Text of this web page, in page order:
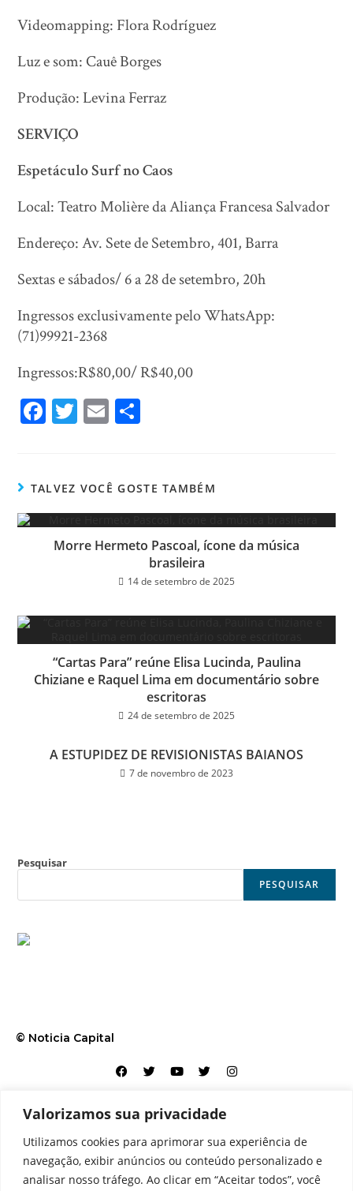
Valorizamos sua privacidade
Utilizamos cookies para aprimorar sua experiência de
navegação, exibir anúncios ou conteúdo personalizado e
analisar nosso tráfego. Ao clicar em “Aceitar todos”, você
Videomapping: Flora Rodríguez
Luz e som: Cauê Borges
Produção: Levina Ferraz
SERVIÇO
Espetáculo Surf no Caos
Local: Teatro Molière da Aliança Francesa Salvador
Endereço: Av. Sete de Setembro, 401, Barra
Sextas e sábados/ 6 a 28 de setembro, 20h
Ingressos exclusivamente pelo WhatsApp:
(71)99921-2368
Ingressos:R$80,00/ R$40,00
Fa
ok
T
er
E
TALVEZ VOCÊ GOSTE TAMBÉM
Morre Hermeto Pascoal, ícone da música
brasileira
14 de setembro de 2025
“Cartas Para” reúne Elisa Lucinda, Paulina
Chiziane e Raquel Lima em documentário sobre
escritoras
24 de setembro de 2025
A ESTUPIDEZ DE REVISIONISTAS BAIANOS
7 de novembro de 2023
Pesquisar
PESQUISAR
© Noticia Capital
Contato Home Aviso legal Configurações de cookies
Equipe Perfil Política de cookies Serviços